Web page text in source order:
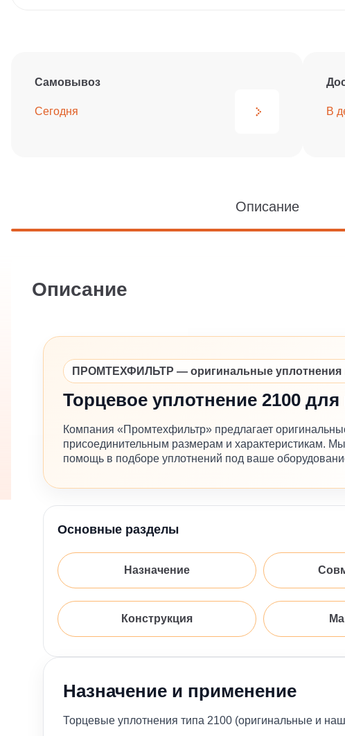
Самовывоз
Сегодня В
Описание
Описание
ПРОМТЕХФИЛЬТР — оригинальные уплотнения
Торцевое уплотнение 2100
Компания «Промтехфильтр» предлагает
присоединительным размерам и характеристикам.
помощь в подборе уплотнений под ваше
Основные разделы
Назначение
Конструкция
Назначение и применение
Торцевые уплотнения типа 2100 (оригинальные и